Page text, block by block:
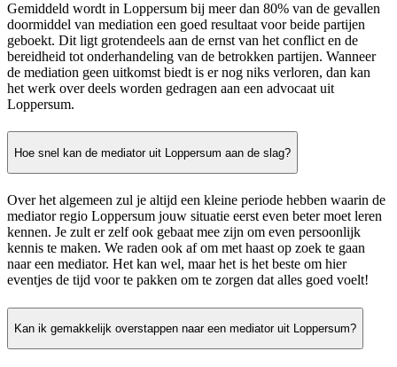
Gemiddeld wordt in Loppersum bij meer dan 80% van de gevallen
doormiddel van mediation een goed resultaat voor beide partijen
geboekt. Dit ligt grotendeels aan de ernst van het conflict en de
bereidheid tot onderhandeling van de betrokken partijen. Wanneer
de mediation geen uitkomst biedt is er nog niks verloren, dan kan
het werk over deels worden gedragen aan een advocaat uit
Loppersum.
Hoe snel kan de mediator uit Loppersum aan de slag?
Over het algemeen zul je altijd een kleine periode hebben waarin de
mediator regio Loppersum jouw situatie eerst even beter moet leren
kennen. Je zult er zelf ook gebaat mee zijn om even persoonlijk
kennis te maken. We raden ook af om met haast op zoek te gaan
naar een mediator. Het kan wel, maar het is het beste om hier
eventjes de tijd voor te pakken om te zorgen dat alles goed voelt!
Kan ik gemakkelijk overstappen naar een mediator uit Loppersum?